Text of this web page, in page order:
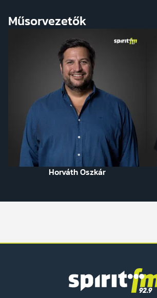
Műsorvezetők
Horváth Oszkár